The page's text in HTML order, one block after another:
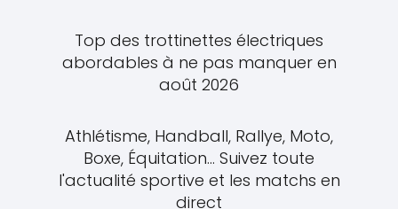
Top des trottinettes électriques
abordables à ne pas manquer en
août 2026
Athlétisme, Handball, Rallye, Moto,
Boxe, Équitation... Suivez toute
l'actualité sportive et les matchs en
direct